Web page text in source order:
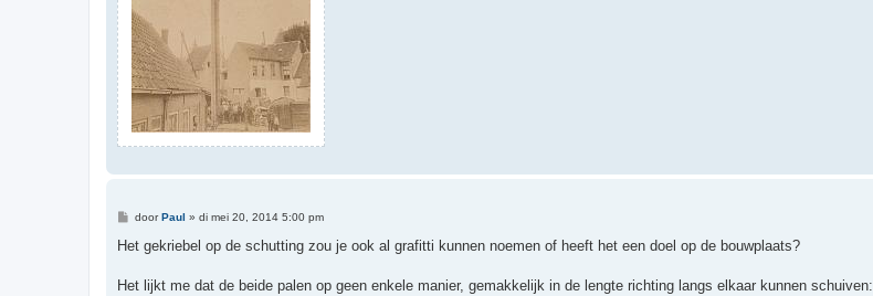
B
r
h
doorPaul » di mei 20, 2014 5:00 pm
Het gekriebel op de schutting zou je ook al grafitti kunnen noemen of heeft het een doel op de bouwplaats?
Het lijkt me dat de beide palen op geen enkele manier, gemakkelijk in de lengte richting langs elkaar kunnen schuiven: